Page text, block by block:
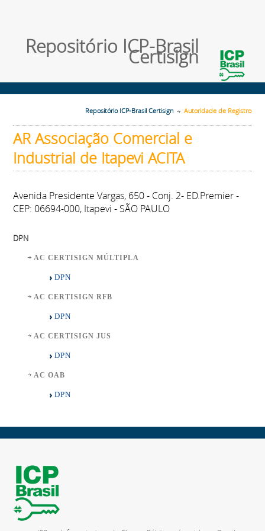
Repositório ICP-Brasil
Certisign
Repositório ICP-Brasil Certisign Autoridade de Registro
AR Associação Comercial e
Industrial de Itapevi ACITA
Avenida Presidente Vargas, 650 - Conj. 2- ED.Premier -
CEP: 06694-000, Itapevi - SÃO PAULO
DPN
AC CERTISIGN MÚLTIPLA
DPN
AC CERTISIGN RFB
DPN
AC CERTISIGN JUS
DPN
AC OAB
DPN